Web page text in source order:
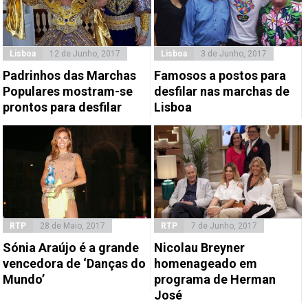
Lisboa 12 de Junho, 2017
Padrinhos das Marchas
Populares mostram-se
prontos para desfilar
Lisboa 3 de Junho, 2017
Famosos a postos para
desfilar nas marchas de
Lisboa
RTP 28 de Maio, 2017
Sónia Araújo é a grande
vencedora de ‘Danças do
Mundo’
RTP 7 de Junho, 2017
Nicolau Breyner
homenageado em
programa de Herman
José